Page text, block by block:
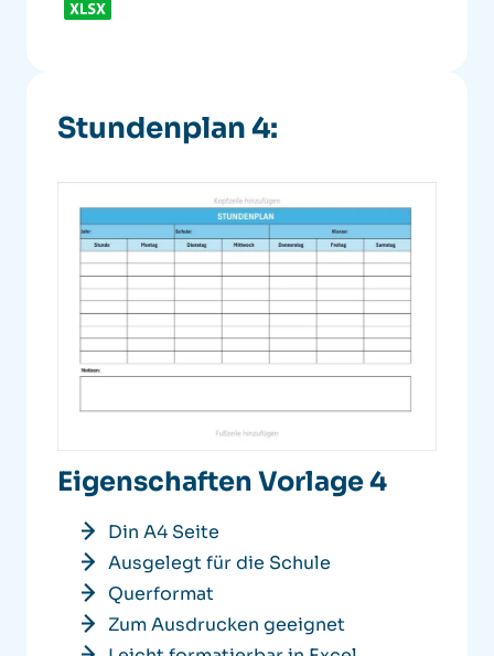
Stundenplan 4:
Eigenschaften Vorlage 4
Din A4 Seite
Ausgelegt für die Schule
Querformat
Zum Ausdrucken geeignet